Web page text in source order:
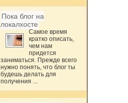
Пока блог на
локалхосте
Самое время
кратко описать,
чем нам
придется
заниматься. Прежде всего
нужно понять, что блог ты
будешь делать для
получения ...